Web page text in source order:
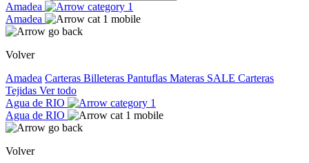
Amadea
Amadea
Volver
Amadea Carteras Billeteras Pantuflas Materas SALE Carteras
Tejidas Ver todo
Agua de RIO
Agua de RIO
Volver